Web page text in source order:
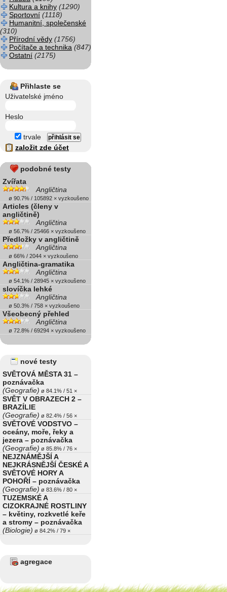
Kultura a knihy (1290)
Sportovní (1118)
Humanitní, společenské
(310)
Přírodní vědy (1756)
Počítače a technika (847)
Ostatní (2175)
Přihlaste se
Uživatelské jméno
Heslo
trvale
založit zde účet
podobné testy
Zvířata
Angličtina
ø 90.7% / 105892 × vyzkoušeno
Articles (členy v
angličtině)
Angličtina
ø 56.7% / 25466 × vyzkoušeno
Předložky v angličtině
Angličtina
ø 66% / 2044 × vyzkoušeno
Angličtina-gramatika
Angličtina
ø 54.1% / 28945 × vyzkoušeno
slovíčka lehké
Angličtina
ø 50.3% / 758 × vyzkoušeno
Všeobecný přehled
Angličtina
ø 72.8% / 69294 × vyzkoušeno
nové testy
SVĚTOVÁ MĚSTA 31 –
poznávačka
(Geografie) ø 84.1% / 51 ×
SVĚT V OBRAZECH 2 –
BRAZÍLIE
(Geografie) ø 82.4% / 56 ×
SVĚTOVÉ VODSTVO –
oceány, moře, řeky a
jezera – poznávačka
(Geografie) ø 85.8% / 76 ×
NEJZNÁMĚJŠÍ A
NEJKRÁSNĚJŠÍ ČESKÉ A
SVĚTOVÉ HORY A
POHOŘÍ – poznávačka
(Geografie) ø 83.6% / 80 ×
TUZEMSKÉ A
CIZOKRAJNÉ ROSTLINY
– květiny, rozkvetlé keře
a stromy – poznávačka
(Biologie) ø 84.2% / 79 ×
agregace